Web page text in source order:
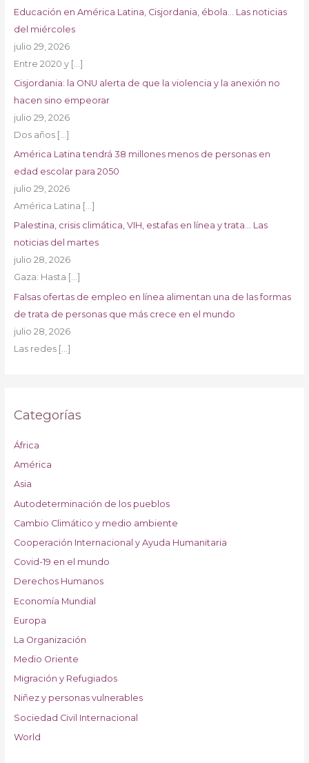
Educación en América Latina, Cisjordania, ébola… Las noticias
del miércoles
julio 29, 2026
Entre 2020 y […]
Cisjordania: la ONU alerta de que la violencia y la anexión no
hacen sino empeorar
julio 29, 2026
Dos años […]
América Latina tendrá 38 millones menos de personas en
edad escolar para 2050
julio 29, 2026
América Latina […]
Palestina, crisis climática, VIH, estafas en línea y trata… Las
noticias del martes
julio 28, 2026
Gaza: Hasta […]
Falsas ofertas de empleo en línea alimentan una de las formas
de trata de personas que más crece en el mundo
julio 28, 2026
Las redes […]
Categorías
África
América
Asia
Autodeterminación de los pueblos
Cambio Climático y medio ambiente
Cooperación Internacional y Ayuda Humanitaria
Covid-19 en el mundo
Derechos Humanos
Economía Mundial
Europa
La Organización
Medio Oriente
Migración y Refugiados
Niñez y personas vulnerables
Sociedad Civil Internacional
World